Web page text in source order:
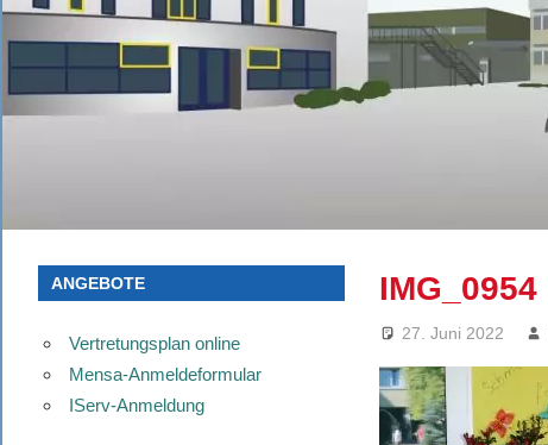
IMG_0954
27. Juni 2022
ANGEBOTE
Vertretungsplan online
Mensa-Anmeldeformular
IServ-Anmeldung